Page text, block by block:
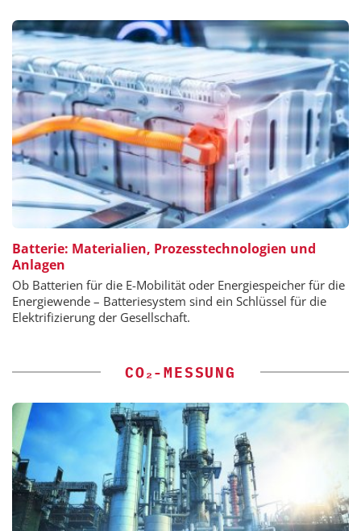
Batterie: Materialien, Prozesstechnologien und
Anlagen
Ob Batterien für die E-Mobilität oder Energiespeicher für die
Energiewende – Batteriesystem sind ein Schlüssel für die
Elektrifizierung der Gesellschaft.
CO₂-MESSUNG